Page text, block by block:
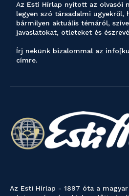
Az Esti Hírlap nyitott az olvasói
legyen szó társadalmi ügyekről,
bármilyen aktuális témáról,
javaslatokat, ötleteket és
Írj nekünk bizalommal az
címre.
Az Esti Hírlap - 1897 óta a